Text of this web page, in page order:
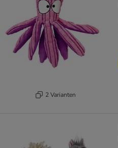
2 Varianten